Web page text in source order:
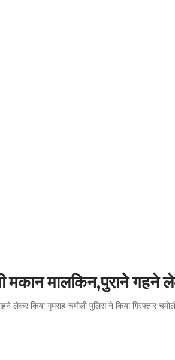
मकान मालकिन,पुराने गहने
लेकर किया गुमराह-चमोली पुलिस ने किया गिरफ्तार